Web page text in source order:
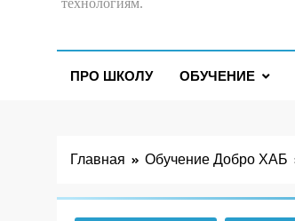
технологиям.
ПРО ШКОЛУ ОБУЧЕНИЕ
Главная Обучение Добро ХАБ